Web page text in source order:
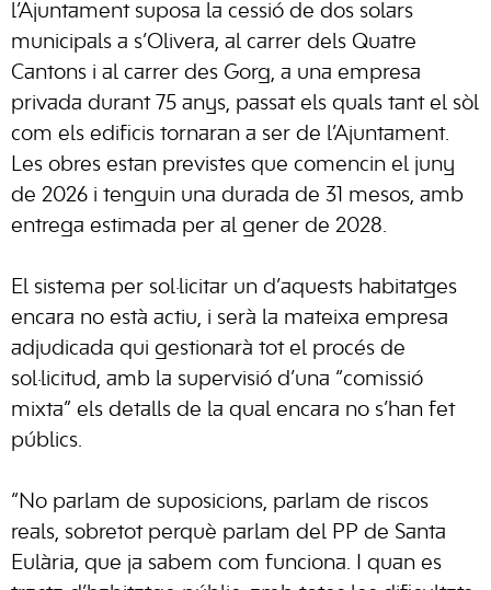
l’Ajuntament suposa la cessió de dos solars
municipals a s’Olivera, al carrer dels Quatre
Cantons i al carrer des Gorg, a una empresa
privada durant 75 anys, passat els quals tant el sòl
com els edificis tornaran a ser de l’Ajuntament.
Les obres estan previstes que comencin el juny
de 2026 i tenguin una durada de 31 mesos, amb
entrega estimada per al gener de 2028.
El sistema per sol·licitar un d’aquests habitatges
encara no està actiu, i serà la mateixa empresa
adjudicada qui gestionarà tot el procés de
sol·licitud, amb la supervisió d’una “comissió
mixta” els detalls de la qual encara no s’han fet
públics.
“No parlam de suposicions, parlam de riscos
reals, sobretot perquè parlam del PP de Santa
Eulària, que ja sabem com funciona. I quan es